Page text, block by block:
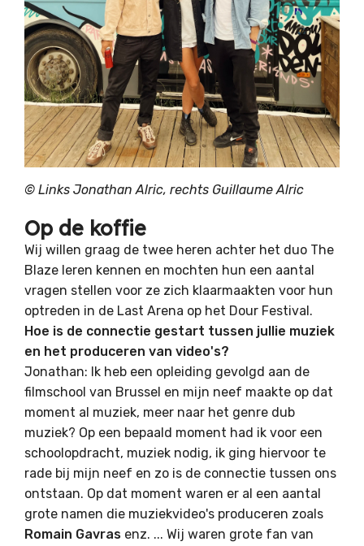
© Links Jonathan Alric, rechts Guillaume Alric
Op de koffie
Wij willen graag de twee heren achter het duo The
Blaze leren kennen en mochten hun een aantal
vragen stellen voor ze zich klaarmaakten voor hun
optreden in de Last Arena op het Dour Festival.
Hoe is de connectie gestart tussen jullie muziek
en het produceren van video's?
Jonathan: Ik heb een opleiding gevolgd aan de
filmschool van Brussel en mijn neef maakte op dat
moment al muziek, meer naar het genre dub
muziek? Op een bepaald moment had ik voor een
schoolopdracht, muziek nodig, ik ging hiervoor te
rade bij mijn neef en zo is de connectie tussen ons
ontstaan. Op dat moment waren er al een aantal
grote namen die muziekvideo's produceren zoals
Romain Gavras enz. ... Wij waren grote fan van